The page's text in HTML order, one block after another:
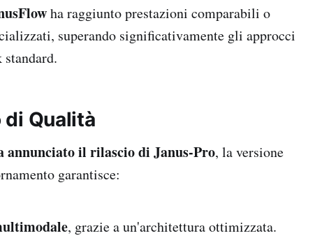
ha raggiunto prestazioni comparabili o
superando significativamente gli approcci
di Qualità
annunciato il rilascio di Janus-Pro, la versione
garantisce:
, grazie a un'architettura ottimizzata.